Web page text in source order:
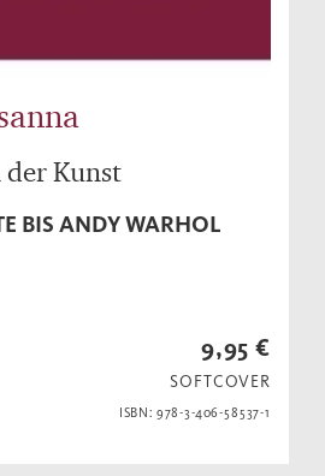
Kunst
BIS ANDY WARHOL
9,95 €
SOFTCOVER
ISBN: 978-3-406-58537-1